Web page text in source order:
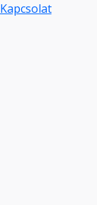
Kapcsolat